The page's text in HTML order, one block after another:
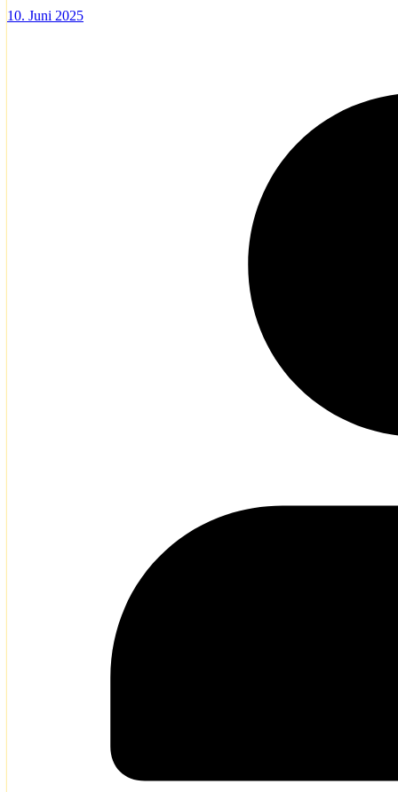
10. Juni 2025